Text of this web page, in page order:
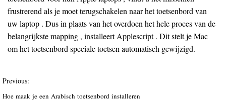
frustrerend als je moet terugschakelen naar het toetsenbord van
uw laptop . Dus in plaats van het overdoen het hele proces van de
belangrijkste mapping , installeert Applescript . Dit stelt je Mac
om het toetsenbord speciale toetsen automatisch gewijzigd.
Previous:
Hoe maak je een Arabisch toetsenbord installeren